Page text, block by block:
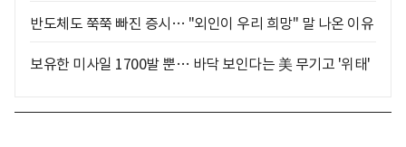
반도체도 쭉쭉 빠진 증시… "외인이 우리 희망" 말 나온 이유
보유한 미사일 1700발 뿐… 바닥 보인다는 美 무기고 '위태'